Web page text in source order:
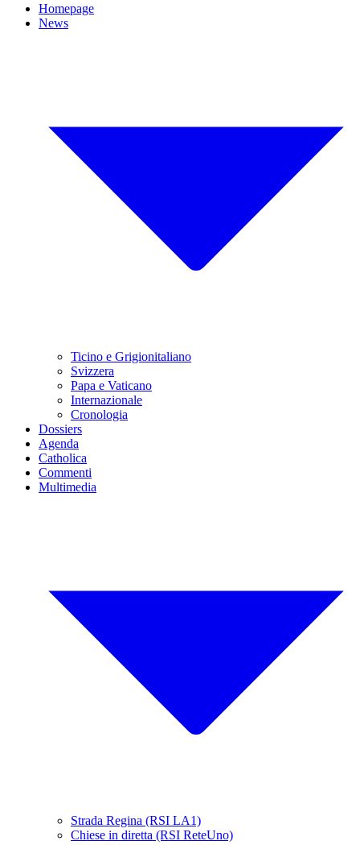
Homepage
News
Ticino e Grigionitaliano
Svizzera
Papa e Vaticano
Internazionale
Cronologia
Dossiers
Agenda
Catholica
Commenti
Multimedia
Strada Regina (RSI LA1)
Chiese in diretta (RSI ReteUno)